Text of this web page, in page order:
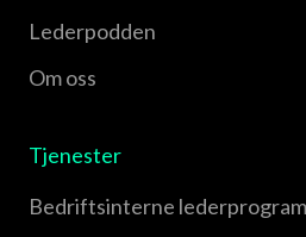
Lederpodden
Om oss
Tjenester
Bedriftsinterne lederprogram